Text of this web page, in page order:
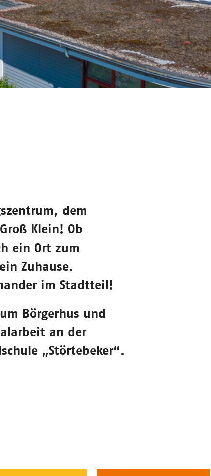
, dem
Klein! Ob
ein Ort zum
Zuhause.
im Stadtteil!
Börgerhus und
an der
„Störtebeker“.